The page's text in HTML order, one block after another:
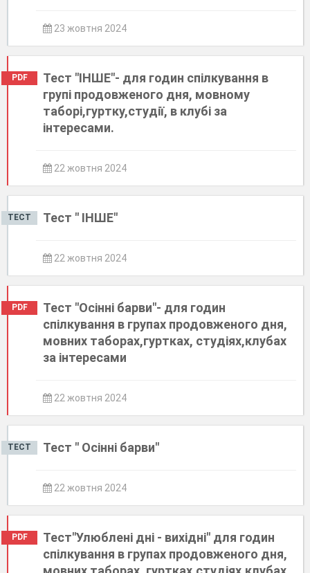
23 жовтня 2024
PDF
Тест "ІНШЕ"- для годин спілкування в
групі продовженого дня, мовному
таборі,гуртку,студії, в клубі за
інтересами.
22 жовтня 2024
ТЕСТ Тест " ІНШЕ"
22 жовтня 2024
PDF
Тест "Осінні барви"- для годин
спілкування в групах продовженого дня,
мовних таборах,гуртках, студіях,клубах
за інтересами
22 жовтня 2024
ТЕСТ Тест " Осінні барви"
22 жовтня 2024
PDF
Тест"Улюблені дні - вихідні" для годин
спілкування в групах продовженого дня,